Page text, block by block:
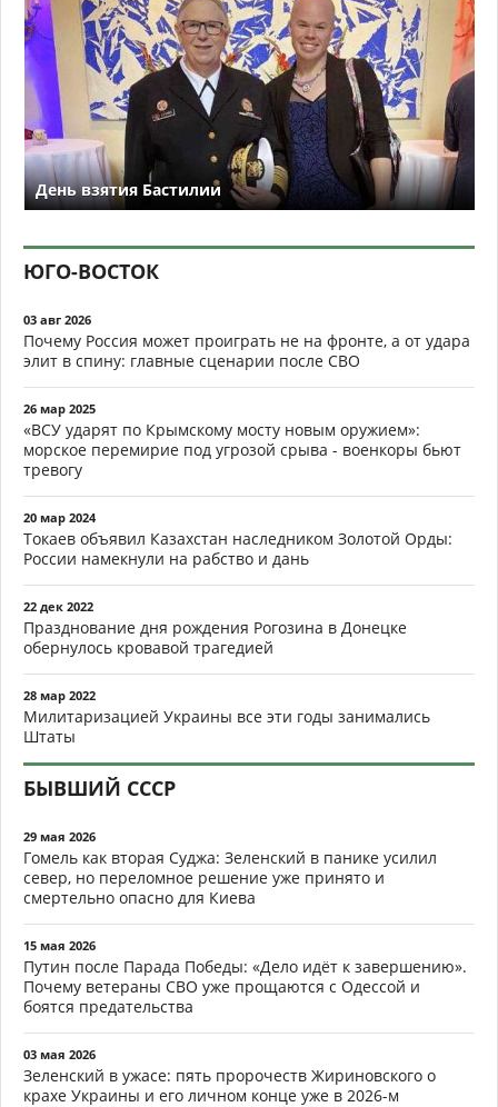
День взятия Бастилии
ЮГО-ВОСТОК
03 авг 2026
Почему Россия может проиграть не на фронте, а от удара
элит в спину: главные сценарии после СВО
26 мар 2025
«ВСУ ударят по Крымскому мосту новым оружием»:
морское перемирие под угрозой срыва - военкоры бьют
тревогу
20 мар 2024
Токаев объявил Казахстан наследником Золотой Орды:
России намекнули на рабство и дань
22 дек 2022
Празднование дня рождения Рогозина в Донецке
обернулось кровавой трагедией
28 мар 2022
Милитаризацией Украины все эти годы занимались
Штаты
БЫВШИЙ СССР
29 мая 2026
Гомель как вторая Суджа: Зеленский в панике усилил
север, но переломное решение уже принято и
смертельно опасно для Киева
15 мая 2026
Путин после Парада Победы: «Дело идёт к завершению».
Почему ветераны СВО уже прощаются с Одессой и
боятся предательства
03 мая 2026
Зеленский в ужасе: пять пророчеств Жириновского о
крахе Украины и его личном конце уже в 2026-м